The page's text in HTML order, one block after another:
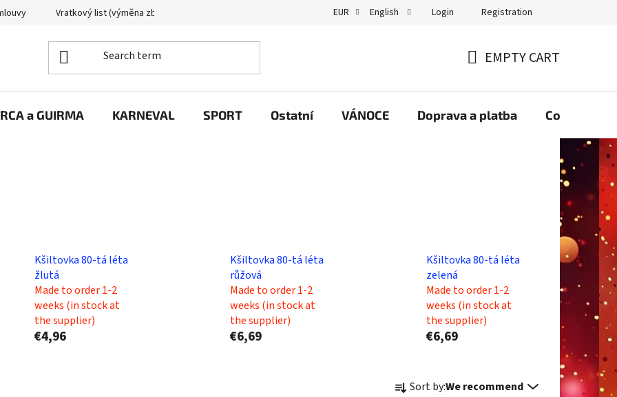
Vratkový list (výměna zboží) GDPREUR English Login Registration
CART
EMPTY CART
a GUIRMA KARNEVAL SPORT Ostatní VÁNOCE Doprava a platba Contact us
Kšiltovka 80-tá léta
žlutá
Made to order 1-2
weeks (in stock at
the supplier)
€4,96
Kšiltovka 80-tá léta
růžová
Made to order 1-2
weeks (in stock at
the supplier)
€6,69
Kšiltovka 80-tá léta
zelená
Made to order 1-2
weeks (in stock at
the supplier)
€6,69
Sort by:We recommend